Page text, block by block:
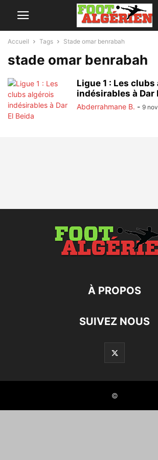
Accueil Tags Stade omar benrabah
stade omar benrabah
Ligue 1 : Les
indésirables à Dar
Abderrahmane B. - 9
À PROPOS
SUIVEZ NOUS
©